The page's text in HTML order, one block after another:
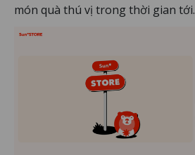
món quà thú vị trong thời gian tới.